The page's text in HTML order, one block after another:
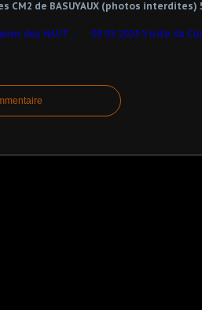
CM2 de BASUYAUX (photos interdites)
PROSCITEC : Les grandes figures des HAUTS de FRANCE